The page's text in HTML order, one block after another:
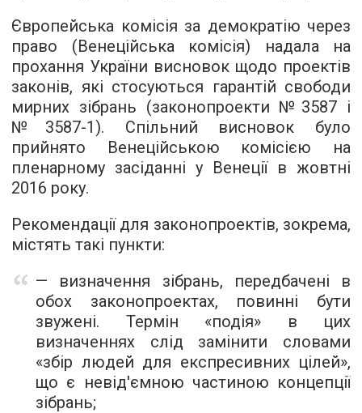
Європейська комісія за демократію через
право (Венеційська комісія) надала на
прохання України висновок щодо проектів
законів, які стосуються гарантій свободи
мирних зібрань (законопроекти №3587 і
№3587-1). Спільний висновок було
прийнято Венеційською комісією на
пленарному засіданні у Венеції в жовтні
2016 року.
Рекомендації для законопроектів, зокрема,
містять такі пункти:
— визначення зібрань, передбачені в
обох законопроектах, повинні бути
звужені. Термін «подія» в цих
визначеннях слід замінити словами
«збір людей для експресивних цілей»,
що є невід'ємною частиною концепції
зібрань;